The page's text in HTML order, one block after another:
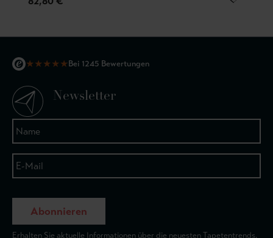
★★★★★Bei 1245 Bewertungen
Newsletter
Abonnieren
Erhalten Sie aktuelle Informationen über die neuesten Tapetentrends.